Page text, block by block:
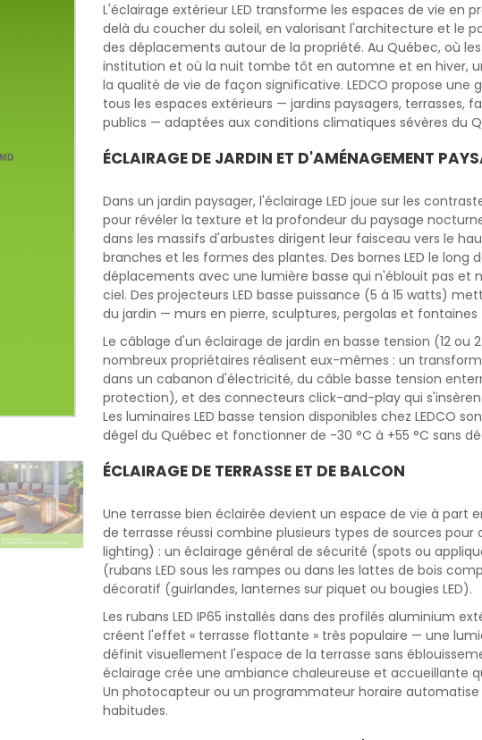
L'éclairage extérieur LED transforme les espaces de vie en
delà du coucher du soleil, en valorisant l'architecture et le
des déplacements autour de la propriété. Au Québec, où
institution et où la nuit tombe tôt en automne et en hiver,
la qualité de vie de façon significative. LEDCO propose une
tous les espaces extérieurs — jardins paysagers, terrasses,
publics — adaptées aux conditions climatiques sévères du
ÉCLAIRAGE DE JARDIN ET D'AMÉNAGEMENT
Dans un jardin paysager, l'éclairage LED joue sur les
pour révéler la texture et la profondeur du paysage
dans les massifs d'arbustes dirigent leur faisceau vers le
branches et les formes des plantes. Des bornes LED le long
déplacements avec une lumière basse qui n'éblouit pas et
ciel. Des projecteurs LED basse puissance (5 à 15 watts)
du jardin — murs en pierre, sculptures, pergolas et
Le câblage d'un éclairage de jardin en basse tension (12
nombreux propriétaires réalisent eux-mêmes : un
dans un cabanon d'électricité, du câble basse tension
protection), et des connecteurs click-and-play qui
Les luminaires LED basse tension disponibles chez LEDCO
dégel du Québec et fonctionner de -30 °C à +55 °C sans
ÉCLAIRAGE DE TERRASSE ET DE BALCON
Une terrasse bien éclairée devient un espace de vie à part
de terrasse réussi combine plusieurs types de sources
lighting) : un éclairage général de sécurité (spots ou
(rubans LED sous les rampes ou dans les lattes de bois
décoratif (guirlandes, lanternes sur piquet ou bougies LED).
Les rubans LED IP65 installés dans des profilés aluminium
créent l'effet « terrasse flottante » très populaire — une
définit visuellement l'espace de la terrasse sans
éclairage crée une ambiance chaleureuse et accueillante
Un photocapteur ou un programmateur horaire
habitudes.